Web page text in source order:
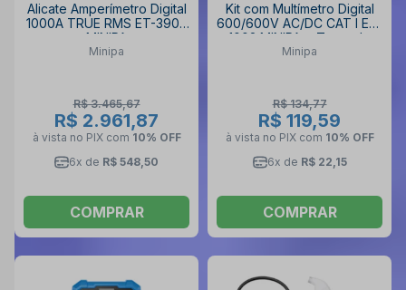
Alicate Amperímetro Digital
1000A TRUE RMS ET-3902
MINIPA
Minipa
R$ 3.465,67
R$ 2.961,87
à vista no PIX com 10% OFF
6x de R$ 548,50
COMPRAR
Kit com Multímetro Digital
600/600V AC/DC CAT I ET-
1002 MINIPA e Teste de
Voltagem Digital
Minipa
R$ 134,77
R$ 119,59
à vista no PIX com 10% OFF
6x de R$ 22,15
COMPRAR